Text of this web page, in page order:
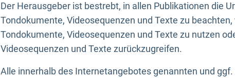
Der Herausgeber ist bestrebt, in allen Publikationen die
Tondokumente, Videosequenzen und Texte zu
Tondokumente, Videosequenzen und Texte zu nutzen
Videosequenzen und Texte zurückzugreifen.
Alle innerhalb des Internetangebotes genannten und